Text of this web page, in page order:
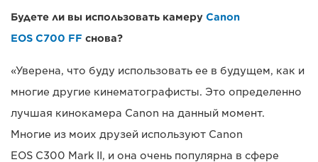
Будете ли вы использовать камеру Canon
EOS C700 FF снова?
«Уверена, что буду использовать ее в будущем, как и
многие другие кинематографисты. Это определенно
лучшая кинокамера Canon на данный момент.
Многие из моих друзей используют Canon
EOS C300 Mark II, и она очень популярна в сфере